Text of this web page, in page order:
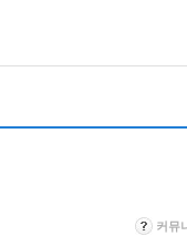
커뮤